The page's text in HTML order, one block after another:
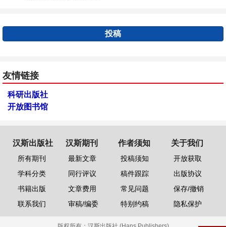
投稿
友情链接
科研出版社
开放图书馆
汉斯出版社
所有期刊
学科分类
书籍出版
联系我们
汉斯期刊
最新文章
同行评议
文章费用
审稿/编委
作者须知
投稿须知
稿件跟踪
常见问题
特别约稿
关于我们
开放获取
出版协议
保存/撤销
隐私保护